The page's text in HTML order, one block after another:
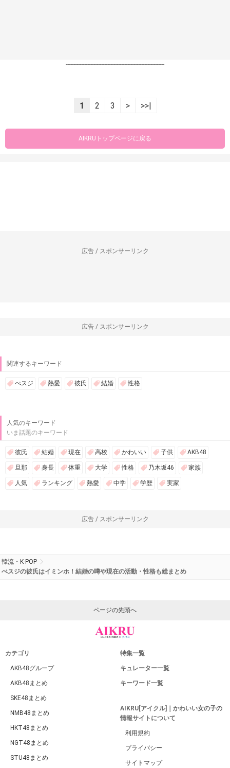
----------------------------------------------------------------
1 2 3 > >>|
AIKRUトップページに戻る
広告 / スポンサーリンク
広告 / スポンサーリンク
関連するキーワード
ぺスジ 熱愛 彼氏 結婚 性格
人気のキーワード
いま話題のキーワード
彼氏 結婚 現在 高校 かわいい 子供 AKB48
旦那 身長 体重 大学 性格 乃木坂46 家族
人気 ランキング 熱愛 中学 学歴 実家
広告 / スポンサーリンク
韓流・K-POP
ぺスジの彼氏はイミンホ！結婚の噂や現在の活動・性格も総まとめ
ページの先頭へ
カテゴリ
AKB48グループ
AKB48まとめ
SKE48まとめ
NMB48まとめ
HKT48まとめ
NGT48まとめ
STU48まとめ
特集一覧
キュレーター一覧
キーワード一覧
AIKRU[アイクル]｜かわいい女の子の
情報サイトについて
利用規約
プライバシー
サイトマップ